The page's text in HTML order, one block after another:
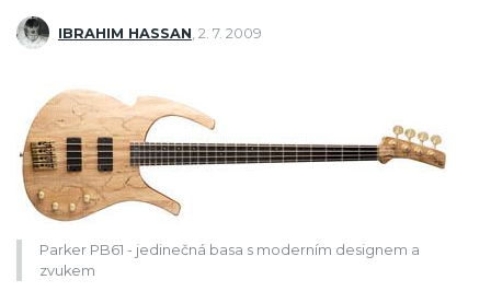
IBRAHIM HASSAN 2. 7. 2009
Parker PB61 - jedinečná basa s moderním designem a
zvukem